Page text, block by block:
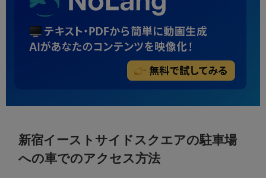
新宿イーストサイドスクエアの駐車場
への車でのアクセス方法